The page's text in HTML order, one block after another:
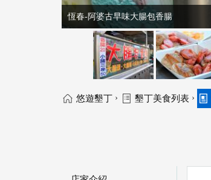
恆春-阿婆古早味大腸包香腸
悠遊墾丁 › 墾丁美食列表 ›